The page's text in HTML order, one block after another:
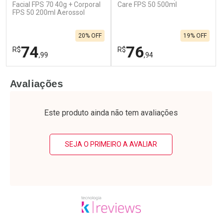
Facial FPS 70 40g + Corporal
FPS 50 200ml Aerossol
R$74,99
20% OFF
Laboratório
Por Menos
Care FPS 50 500ml
R$76,94
19% OFF
Laboratório
Por Menos
Avaliações
Este produto ainda não tem avaliações
SEJA O PRIMEIRO A AVALIAR